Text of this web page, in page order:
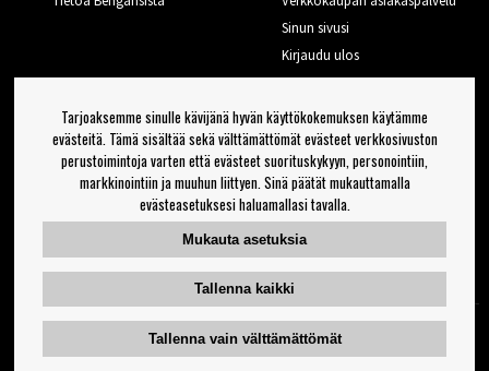
Sinun sivusi
Kirjaudu ulos
Haluan vinkkejä Bengansilta
OK
Uutiskirjeen asetukset
Seuraa meitä
Tarjoaksemme sinulle kävijänä hyvän käyttökokemuksen käytämme
evästeitä. Tämä sisältää sekä välttämättömät evästeet verkkosivuston
perustoimintoja varten että evästeet suorituskykyyn, personointiin,
markkinointiin ja muuhun liittyen. Sinä päätät mukauttamalla
evästeasetuksesi haluamallasi tavalla.
Mukauta asetuksia
Tallenna kaikki
Tallenna vain välttämättömät